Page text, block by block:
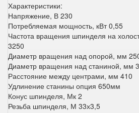
Характеристики:
Напряжение, В 230
Потребляемая мощность, кВт 0,55
Частота вращения шпинделя на
3250
Диаметр вращения над опорой, мм
Диаметр вращения над станиной, мм
Расстояние между центрами, мм 410
Удлинение станины опция 650мм
Конус шпинделя, Мк 2
Резьба шпинделя, М 33х3,5